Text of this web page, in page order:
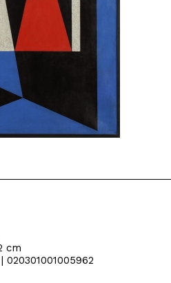
cm
020301001005962